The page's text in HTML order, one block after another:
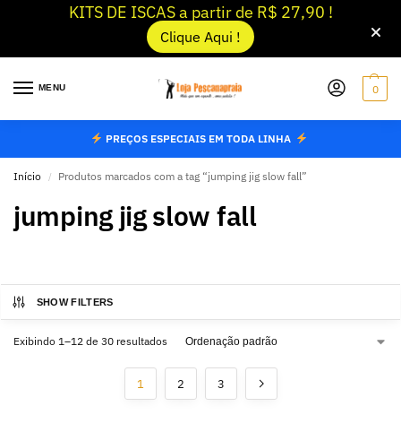
KITS DE ISCAS a partir de R$ 27,90 !
Clique Aqui !
MENU 0
PREÇOS ESPECIAIS EM TODA LINHA
Início / Produtos marcados com a tag “jumping jig slow fall”
jumping jig slow fall
SHOW FILTERS
Exibindo 1–12 de 30 resultados
1 2 3